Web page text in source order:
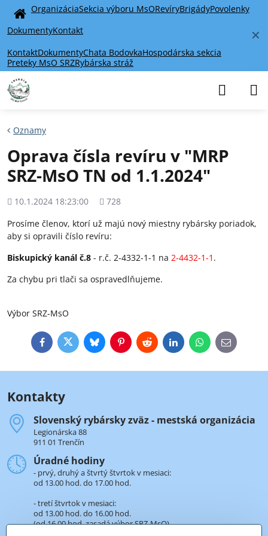
✕
Home
OrganizáciaSekcia výboru MsORevíryBrigádyPovolenky
DokumentyKontakt
KontaktDokumentyChata BodovkaHospodárska sekcia
Preteky MsO SRZRybárska stráž
Oznamy
Oprava čísla revíru v "MRP
SRZ-MsO TN od 1.1.2024"
Pridané
10.1.2024 18:23:00
Počet
728
Prosíme členov, ktorí už majú nový miestny rybársky poriadok,
aby si opravili číslo revíru:
Biskupický kanál č.8 - r.č. 2-4332-1-1 na 2-4432-1-1 .
Za chybu pri tlači sa ospravedlňujeme.
Výbor SRZ-MsO
FacebookTwitterBlueskyPinterestRedditLinkedInWhatsApp
E-
mail
Kontakty
Slovenský rybársky zväz - mestská organizácia
Legionárska 88
911 01 Trenčín
Úradné hodiny
- prvý, druhý a štvrtý štvrtok v mesiaci:
od 13.00 hod. do 17.00 hod.
- tretí štvrtok v mesiaci:
od 13.00 hod. do 16.00 hod.
(od 16.00 hod. zasadá výbor SRZ-MsO).